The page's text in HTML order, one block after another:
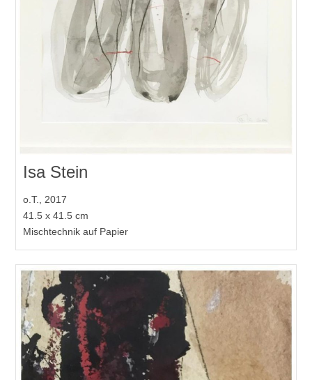
Isa Stein
o.T., 2017
41.5 x 41.5 cm
Mischtechnik auf Papier